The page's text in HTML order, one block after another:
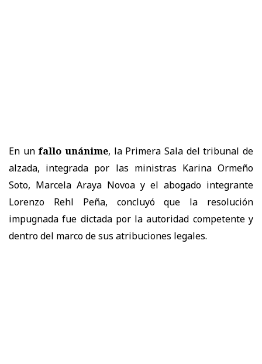
En un fallo unánime, la Primera Sala del tribunal de
alzada, integrada por las ministras Karina Ormeño
Soto, Marcela Araya Novoa y el abogado integrante
Lorenzo Rehl Peña, concluyó que la resolución
impugnadafue dictada por la autoridad competente y
dentro del marco de sus atribuciones legales.